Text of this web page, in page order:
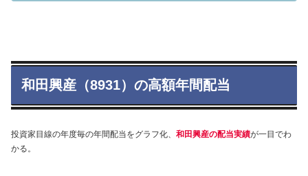
和田興産（8931）の高額年間配当
投資家目線の年度毎の年間配当をグラフ化、 和田興産の配当実績が一目でわ
かる。